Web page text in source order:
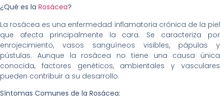
¿Qué es la Rosácea?
La rosácea es una enfermedad inflamatoria crónica de la piel
que afecta principalmente la cara. Se caracteriza por
enrojecimiento, vasos sanguíneos visibles, pápulas y
pústulas. Aunque la rosácea no tiene una causa única
conocida, factores genéticos, ambientales y vasculares
pueden contribuir a su desarrollo.
Síntomas Comunes de la Rosácea: